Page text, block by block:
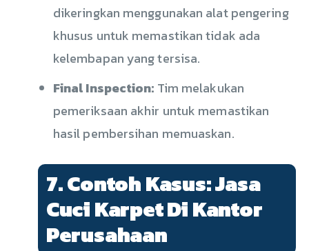
dikeringkan menggunakan alat pengering
khusus untuk memastikan tidak ada
kelembapan yang tersisa.
Final Inspection: Tim melakukan
pemeriksaan akhir untuk memastikan
hasil pembersihan memuaskan.
7. Contoh Kasus: Jasa
Cuci Karpet Di Kantor
Perusahaan